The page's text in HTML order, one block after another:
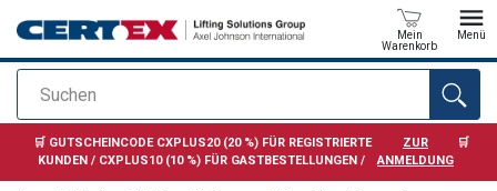
Suchen
Mein
Warenkorb
Menü
Anfragen
🛒 GUTSCHEINCODE CXPLUS20 (20 %) FÜR REGISTRIERTE
KUNDEN / CXPLUS10 (10 %) FÜR GASTBESTELLUNGEN /
ZUR
ANMELDUNG
🛒